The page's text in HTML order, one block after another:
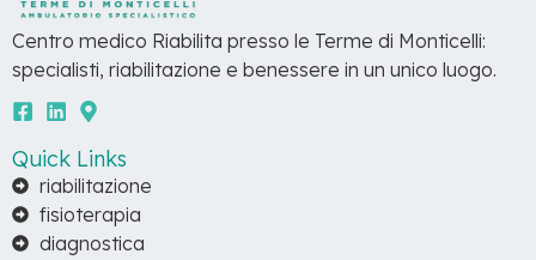
Centro medico Riabilita presso le Terme di Monticelli:
specialisti, riabilitazione e benessere in un unico luogo.
Quick Links
riabilitazione
fisioterapia
diagnostica